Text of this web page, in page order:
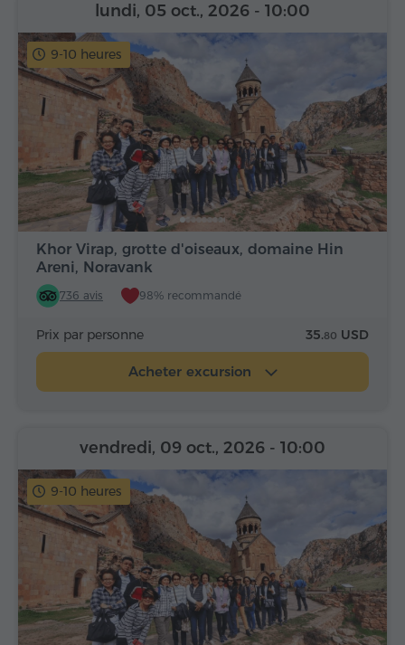
9-10 heures
Khor Virap, grotte d'oiseaux, domaine Hin
Areni, Noravank
736 avis 98% recommandé
lundi, 05 oct., 2026 - 10:00
Prix par personne 35.80 USD
Acheter excursion
9-10 heures
vendredi, 09 oct., 2026 - 10:00